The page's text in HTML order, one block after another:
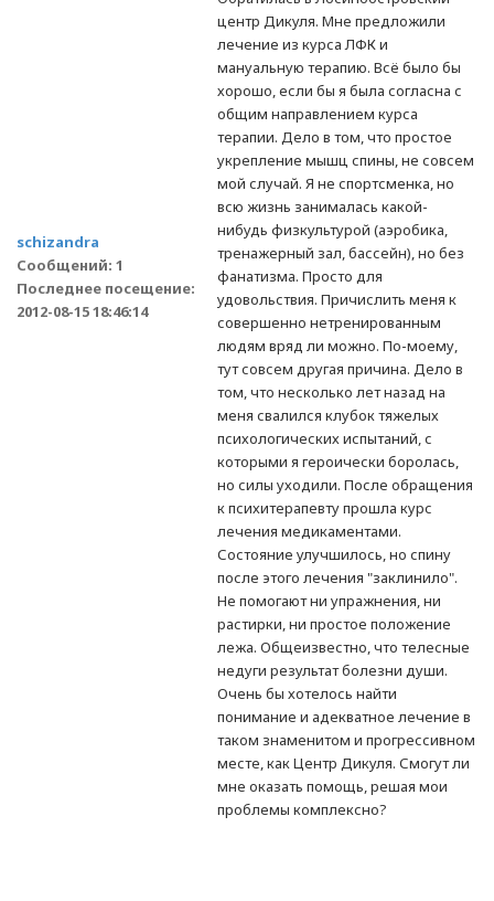
schizandra
Сообщений: 1
Последнее посещение:
2012-08-15 18:46:14
центр Дикуля. Мне предложили
лечение из курса ЛФК и
мануальную терапию. Всё было бы
хорошо, если бы я была согласна с
общим направлением курса
терапии. Дело в том, что простое
укрепление мышц спины, не совсем
мой случай. Я не спортсменка, но
всю жизнь занималась какой-
нибудь физкультурой (аэробика,
тренажерный зал, бассейн), но без
фанатизма. Просто для
удовольствия. Причислить меня к
совершенно нетренированным
людям вряд ли можно. По-моему,
тут совсем другая причина. Дело в
том, что несколько лет назад на
меня свалился клубок тяжелых
психологических испытаний, с
которыми я героически боролась,
но силы уходили. После обращения
к психитерапевту прошла курс
лечения медикаментами.
Состояние улучшилось, но спину
после этого лечения "заклинило".
Не помогают ни упражнения, ни
растирки, ни простое положение
лежа. Общеизвестно, что телесные
недуги результат болезни души.
Очень бы хотелось найти
понимание и адекватное лечение в
таком знаменитом и прогрессивном
месте, как Центр Дикуля. Смогут ли
мне оказать помощь, решая мои
проблемы комплексно?